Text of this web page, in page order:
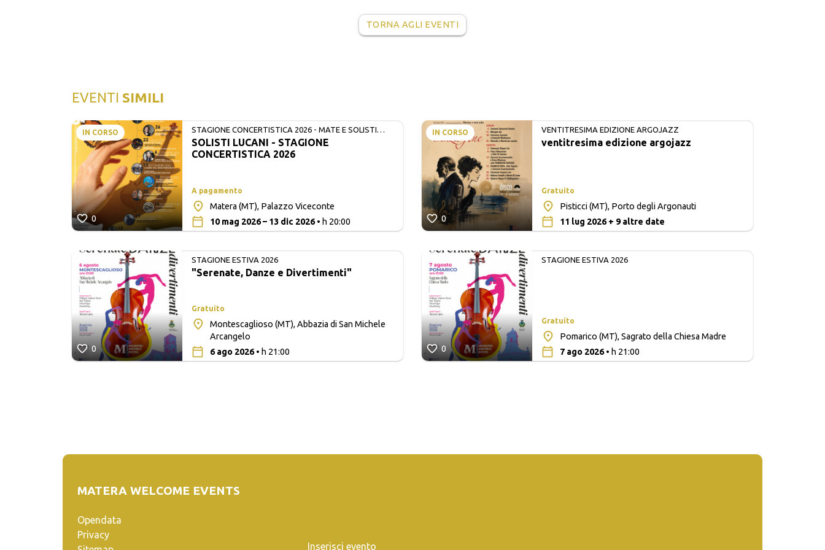
TORNA AGLI EVENTI
EVENTI SIMILI
IN CORSO
0
STAGIONE CONCERTISTICA 2026 - MATE E SOLISTI
LUCANI
SOLISTI LUCANI - STAGIONE
CONCERTISTICA 2026
A pagamento
Matera (MT), Palazzo Viceconte
10 mag 2026 – 13 dic 2026• h 20:00
0
STAGIONE ESTIVA 2026
"Serenate, Danze e Divertimenti"
Gratuito
Montescaglioso (MT), Abbazia di San Michele
Arcangelo
6 ago 2026• h 21:00
IN CORSO
0
VENTITRESIMA EDIZIONE ARGOJAZZ
ventitresima edizione argojazz
Gratuito
Pisticci (MT), Porto degli Argonauti
11 lug 2026 + 9 altre date
0
STAGIONE ESTIVA 2026
Gratuito
Pomarico (MT), Sagrato della Chiesa Madre
7 ago 2026• h 21:00
MATERA WELCOME EVENTS
Opendata
Privacy
Inserisci evento